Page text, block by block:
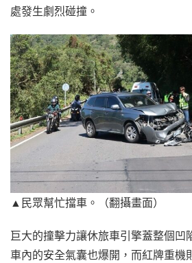
處發生劇烈碰撞。
▲民眾幫忙擋車。（翻攝畫面）
巨大的撞擊力讓休旅車引擎蓋整個凹
車內的安全氣囊也爆開，而紅牌重機